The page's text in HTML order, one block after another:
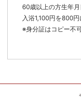
60歳以上の方生年
入浴1,100円を800円
※身分証はコピー不